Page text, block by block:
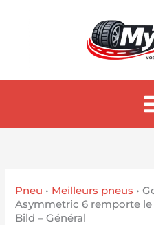
Pneu • Meilleurs pneus •
Asymmetric 6 remporte le
Bild – Général